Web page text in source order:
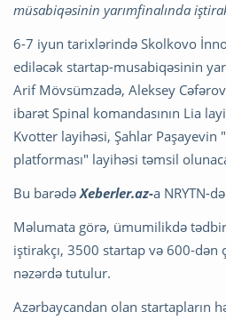
müsabiqəsinin yarımfinalında
6-7 iyun tarixlərində Skolkovo
ediləcək startap-musabiqəsinin
Arif Mövsümzadə, Aleksey
ibarət Spinal komandasının Lia
Kvotter layihəsi, Şahlar Paşayevin
platforması" layihəsi təmsil
Bu barədəXeberler.az-a NRYTN-
Məlumata görə, ümumilikdə
iştirakçı, 3500 startap və 600-dən
nəzərdə tutulur.
Azərbaycandan olan startapların